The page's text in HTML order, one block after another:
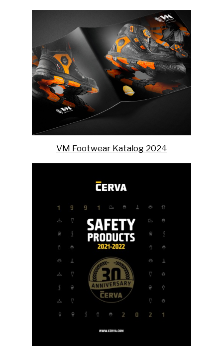
VM Footwear Katalog 2024